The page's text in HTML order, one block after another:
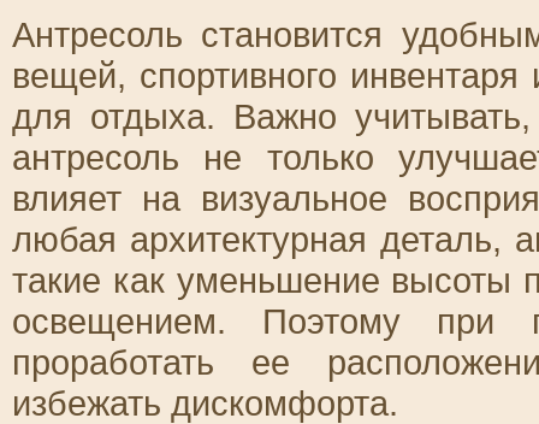
Антресоль становится
вещей, спортивного
для отдыха. Важно
антресоль не только
влияет на визуальное
любая архитектурная деталь,
такие как уменьшение высоты
освещением. Поэтому при
проработать ее
избежать дискомфорта.